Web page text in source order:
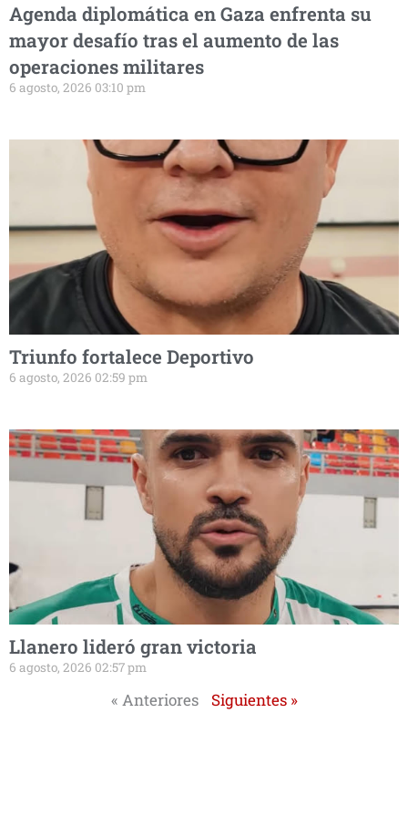
Agenda diplomática en Gaza enfrenta su
mayor desafío tras el aumento de las
operaciones militares
6 agosto, 2026 03:10 pm
Triunfo fortalece Deportivo
6 agosto, 2026 02:59 pm
Llanero lideró gran victoria
6 agosto, 2026 02:57 pm
« Anteriores Siguientes »